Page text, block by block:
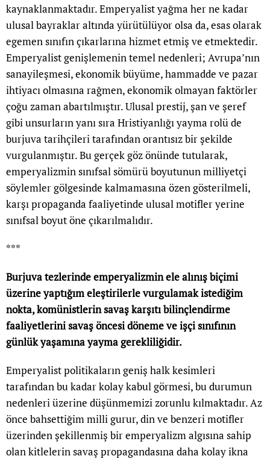
kaynaklanmaktadır. Emperyalist yağma her ne kadar
ulusal bayraklar altında yürütülüyor olsa da, esas olarak
egemen sınıfın çıkarlarına hizmet etmiş ve etmektedir.
Emperyalist genişlemenin temel nedenleri; Avrupa’nın
sanayileşmesi, ekonomik büyüme, hammadde ve pazar
ihtiyacı olmasına rağmen, ekonomik olmayan faktörler
çoğu zaman abartılmıştır. Ulusal prestij, şan ve şeref
gibi unsurların yanı sıra Hristiyanlığı yayma rolü de
burjuva tarihçileri tarafından orantısız bir şekilde
vurgulanmıştır. Bu gerçek göz önünde tutularak,
emperyalizmin sınıfsal sömürü boyutunun milliyetçi
söylemler gölgesinde kalmamasına özen gösterilmeli,
karşı propaganda faaliyetinde ulusal motifler yerine
sınıfsal boyut öne çıkarılmalıdır.
***
Burjuva tezlerinde emperyalizmin ele alınış biçimi
üzerine yaptığım eleştirilerle vurgulamak istediğim
nokta, komünistlerin savaş karşıtı bilinçlendirme
faaliyetlerini savaş öncesi döneme ve işçi sınıfının
günlük yaşamına yayma gerekliliğidir.
Emperyalist politikaların geniş halk kesimleri
tarafından bu kadar kolay kabul görmesi, bu durumun
nedenleri üzerine düşünmemizi zorunlu kılmaktadır. Az
önce bahsettiğim milli gurur, din ve benzeri motifler
üzerinden şekillenmiş bir emperyalizm algısına sahip
olan kitlelerin savaş propagandasına daha kolay ikna